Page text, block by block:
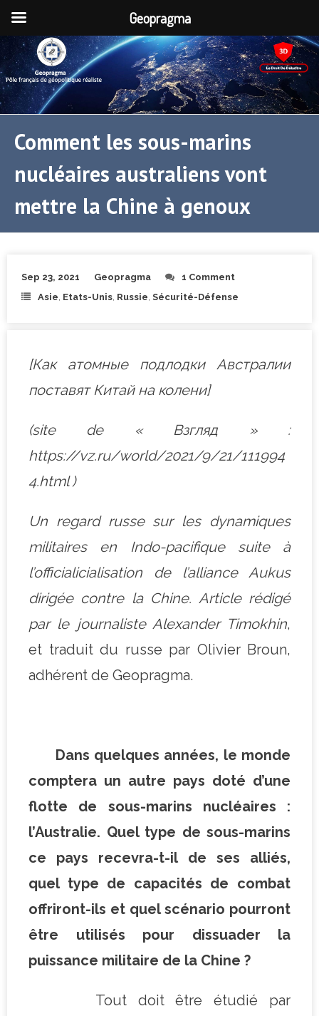
Comment les sous-marins
nucléaires australiens vont
mettre la Chine à genoux
Sep 23, 2021 Geopragma
1 Comment
Asie Etats-Unis Russie Sécurité-Défense
[Как атомные подлодки Австралии
поставят Китай на колени]
(site de « Взгляд » :
https://vz.ru/world/2021/9/21/111994
4.html )
Un regard russe sur les dynamiques
militaires en Indo-pacifique suite à
l’officialicialisation de l’alliance Aukus
dirigée contre la Chine. Article rédigé
par le journaliste Alexander Timokhin,
et traduit du russe par Olivier Broun,
adhérent de Geopragma.
Dans quelques années, le monde
comptera un autre pays doté d’une
flotte de sous-marins nucléaires :
l’Australie. Quel type de sous-marins
ce pays recevra-t-il de ses alliés,
quel type de capacités de combat
offriront-ils et quel scénario pourront
être utilisés pour dissuader la
puissance militaire de la Chine ?
Tout doit être étudié par
Geopragma